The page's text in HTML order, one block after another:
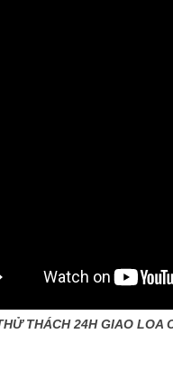
THÁCH 24H GIAO LOA